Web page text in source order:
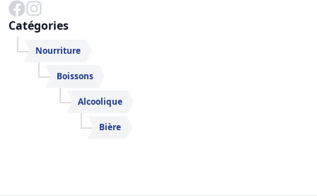
Catégories
Nourriture
Boissons
Alcoolique
Bière